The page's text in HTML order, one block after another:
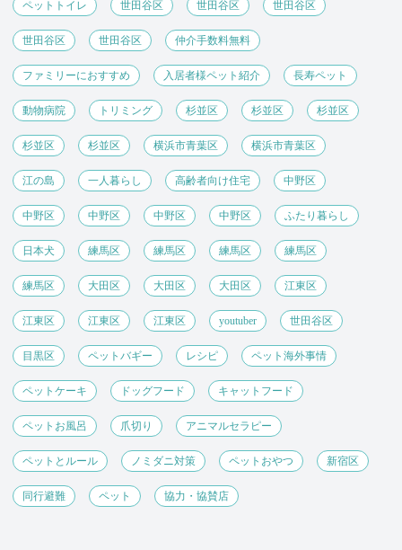
ペットトイレ 世田谷区 世田谷区 世田谷区
世田谷区 世田谷区 仲介手数料無料
ファミリーにおすすめ 入居者様ペット紹介 長寿ペット
動物病院 トリミング 杉並区 杉並区 杉並区
杉並区 杉並区 横浜市青葉区 横浜市青葉区
江の島 一人暮らし 高齢者向け住宅 中野区
中野区 中野区 中野区 中野区 ふたり暮らし
日本犬 練馬区 練馬区 練馬区 練馬区
練馬区 大田区 大田区 大田区 江東区
江東区 江東区 江東区 youtuber 世田谷区
目黒区 ペットバギー レシピ ペット海外事情
ペットケーキ ドッグフード キャットフード
ペットお風呂 爪切り アニマルセラピー
ペットとルール ノミダニ対策 ペットおやつ 新宿区
同行避難 ペット 協力・協賛店